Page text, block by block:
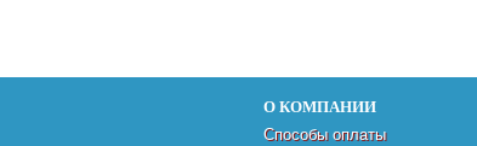
О КОМПАНИИ
Способы оплаты